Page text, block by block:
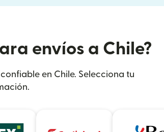
envíos a Chile?
en Chile. Selecciona tu